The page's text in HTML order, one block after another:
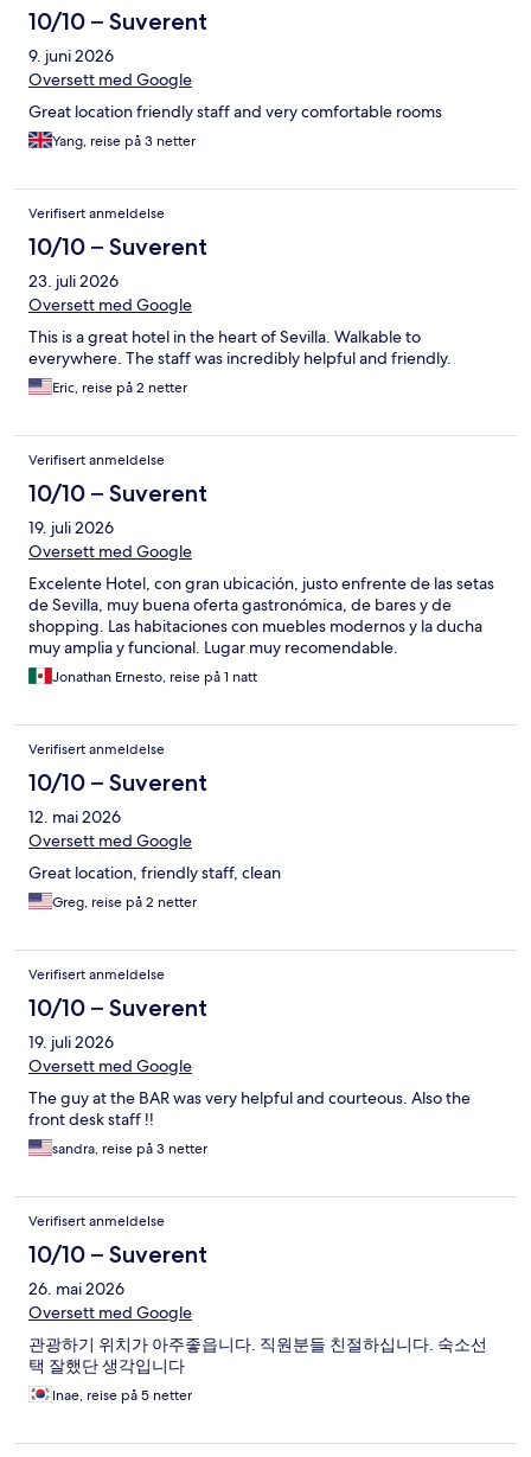
10/10 – Suverent
9. juni 2026
Oversett med Google
Great location friendly staff and very comfortable rooms
Yang, reise på 3 netter
Verifisert anmeldelse
10/10 – Suverent
23. juli 2026
Oversett med Google
This is a great hotel in the heart of Sevilla. Walkable to
everywhere. The staff was incredibly helpful and friendly.
Eric, reise på 2 netter
Verifisert anmeldelse
10/10 – Suverent
19. juli 2026
Oversett med Google
Excelente Hotel, con gran ubicación, justo enfrente de las setas
de Sevilla, muy buena oferta gastronómica, de bares y de
shopping. Las habitaciones con muebles modernos y la ducha
muy amplia y funcional. Lugar muy recomendable.
Jonathan Ernesto, reise på 1 natt
Verifisert anmeldelse
10/10 – Suverent
12. mai 2026
Oversett med Google
Great location, friendly staff, clean
Greg, reise på 2 netter
Verifisert anmeldelse
10/10 – Suverent
19. juli 2026
Oversett med Google
The guy at the BAR was very helpful and courteous. Also the
front desk staff !!
sandra, reise på 3 netter
Verifisert anmeldelse
10/10 – Suverent
26. mai 2026
Oversett med Google
관광하기 위치가 아주좋읍니다. 직원분들 친절하십니다. 숙소선
택 잘했단 생각입니다
Inae, reise på 5 netter